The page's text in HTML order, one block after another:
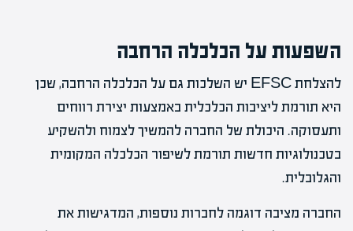
השפעות על הכלכלה הרחבה
להצלחת EFSC יש השלכות גם על הכלכלה הרחבה, שכן
היא תורמת ליציבות הכלכלית באמצעות יצירת רווחים
ותעסוקה. היכולת של החברה להמשיך לצמוח ולהשקיע
בטכנולוגיות חדשות תורמת לשיפור הכלכלה המקומית
והגלובלית.
החברה מציבה דוגמה לחברות נוספות, המדגישות את